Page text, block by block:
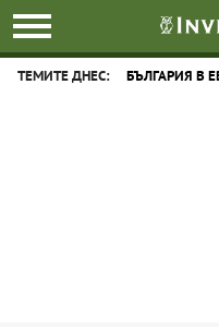
ТЕМИТЕ ДНЕС: БЪЛГАРИЯ В